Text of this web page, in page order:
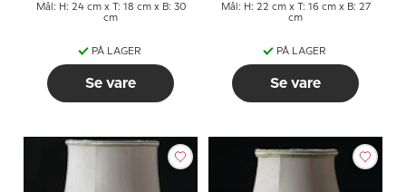
Mål: H: 24 cm x T: 18 cm x B: 30
cm
PÅ LAGER
Se vare
Mål: H: 22 cm x T: 16 cm x B: 27
cm
PÅ LAGER
Se vare